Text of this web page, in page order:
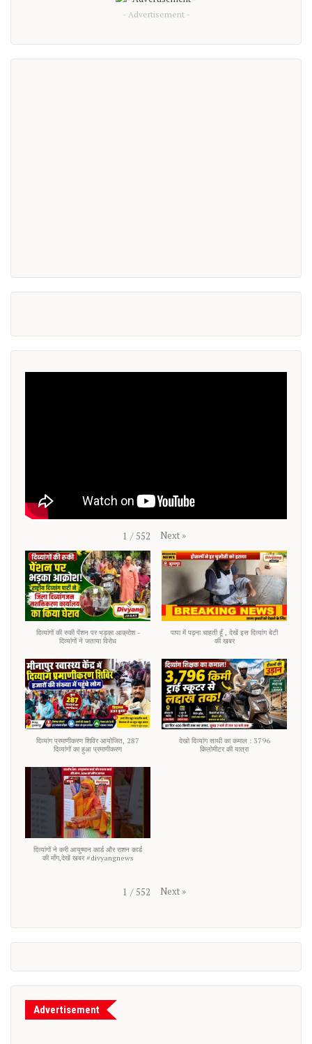
- Advertisement -
1 / 552 Next »
दिव्यांगों की रुकी पेंशन पर भड़का आक्रोश -
दिव्यांगों ने जताया विरोध
पापा में पढ़ना चाहती हूँ , देखें इस दिव्यांग बेटी
की खबर
दिव्यांग प्रमाणीकरण शिविर आयोजित, 287
दिव्यांगों का हुआ प्रमाणीकरण
देखो दिव्यांग साथी का कमाल : 3796
किलोमीटर की यात्रा
दिव्यांगों ने करी आयुष्मान कार्ड और राशन कार्ड
की माँग,देखें खबर #divyangnews
1 / 552 Next »
Advertisement